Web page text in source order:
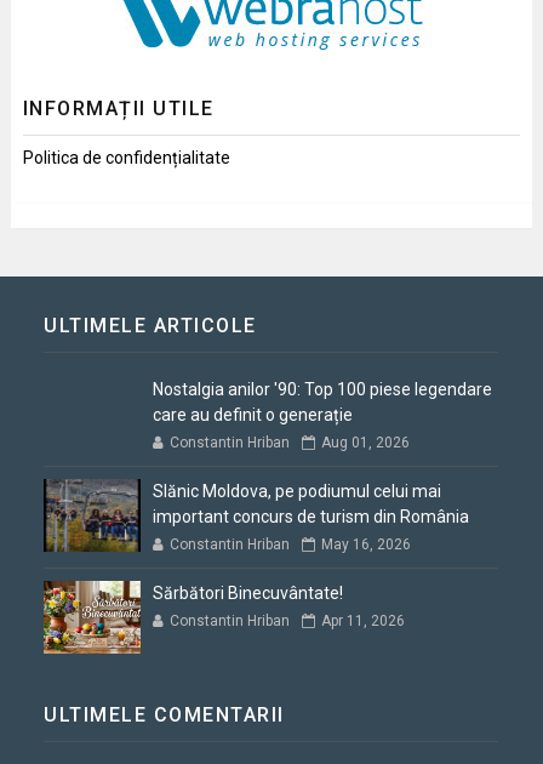
INFORMAȚII UTILE
Politica de confidențialitate
ULTIMELE ARTICOLE
Nostalgia anilor '90: Top 100 piese legendare
care au definit o generație
Constantin Hriban Aug 01, 2026
Slănic Moldova, pe podiumul celui mai
important concurs de turism din România
Constantin Hriban May 16, 2026
Sărbători Binecuvântate!
Constantin Hriban Apr 11, 2026
ULTIMELE COMENTARII